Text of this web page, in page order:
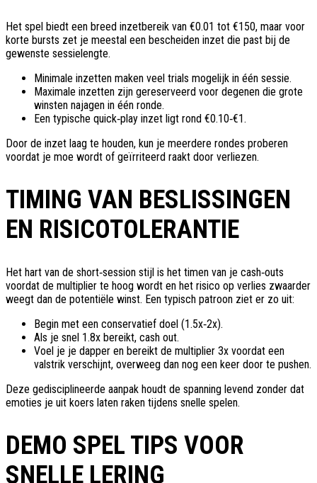
Het spel biedt een breed inzetbereik van €0.01 tot €150, maar voor
korte bursts zet je meestal een bescheiden inzet die past bij de
gewenste sessielengte.
Minimale inzetten maken veel trials mogelijk in één sessie.
Maximale inzetten zijn gereserveerd voor degenen die grote
winsten najagen in één ronde.
Een typische quick‑play inzet ligt rond €0.10‑€1.
Door de inzet laag te houden, kun je meerdere rondes proberen
voordat je moe wordt of geïrriteerd raakt door verliezen.
TIMING VAN BESLISSINGEN
EN RISICOTOLERANTIE
Het hart van de short‑session stijl is het timen van je cash‑outs
voordat de multiplier te hoog wordt en het risico op verlies zwaarder
weegt dan de potentiële winst. Een typisch patroon ziet er zo uit:
Begin met een conservatief doel (1.5x‑2x).
Als je snel 1.8x bereikt, cash out.
Voel je je dapper en bereikt de multiplier 3x voordat een
valstrik verschijnt, overweeg dan nog een keer door te pushen.
Deze gedisciplineerde aanpak houdt de spanning levend zonder dat
emoties je uit koers laten raken tijdens snelle spelen.
DEMO SPEL TIPS VOOR
SNELLE LERING